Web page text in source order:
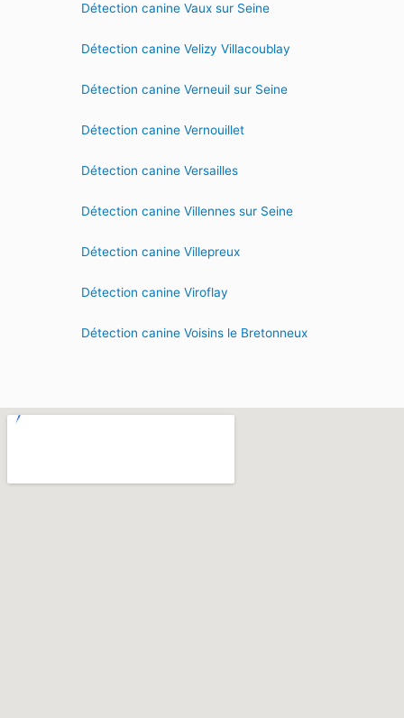
Détection canine Vaux sur Seine
Détection canine Velizy Villacoublay
Détection canine Verneuil sur Seine
Détection canine Vernouillet
Détection canine Versailles
Détection canine Villennes sur Seine
Détection canine Villepreux
Détection canine Viroflay
Détection canine Voisins le Bretonneux